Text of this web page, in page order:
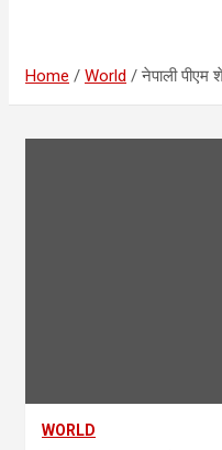
Home World नेपाली पीएम
WORLD